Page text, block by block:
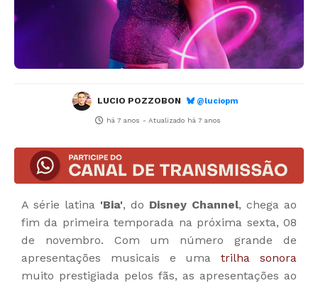
LUCIO POZZOBON @luciopm
há 7 anos - Atualizado há 7 anos
A série latina 'Bia', do Disney Channel, chega ao
fim da primeira temporada na próxima sexta, 08
de novembro. Com um número grande de
apresentações musicais e umatrilha sonora
muito prestigiada pelos fãs, as apresentações ao